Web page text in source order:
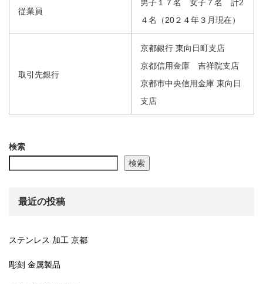
従業員
男子１７名 女子７名 計2
４名（20２４年３月現在）
取引先銀行
京都銀行 東向日町支店
京都信用金庫 吉祥院支店
京都市中央信用金庫 東向日
支店
検索
検索
最近の投稿
ステンレス 加工 京都
彫刻 金属製品